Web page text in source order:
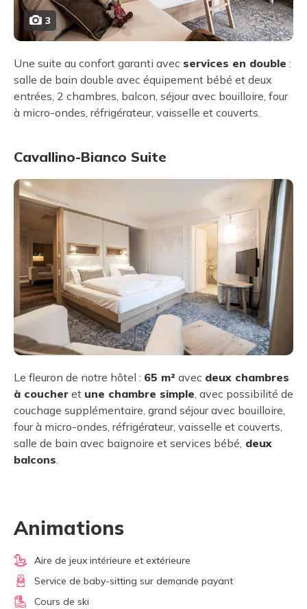
Une suite au confort garanti avec services en double :
salle de bain double avec équipement bébé et deux
entrées, 2 chambres, balcon, séjour avec bouilloire, four
à micro-ondes, réfrigérateur, vaisselle et couverts.
3
Cavallino-Bianco Suite
Le fleuron de notre hôtel : 65 m² avec deux chambres
à coucher et une chambre simple, avec possibilité de
couchage supplémentaire, grand séjour avec bouilloire,
four à micro-ondes, réfrigérateur, vaisselle et couverts,
salle de bain avec baignoire et services bébé, deux
balcons.
Animations
Aire de jeux intérieure et extérieure
Service de baby-sitting sur demande payant
Cours de ski